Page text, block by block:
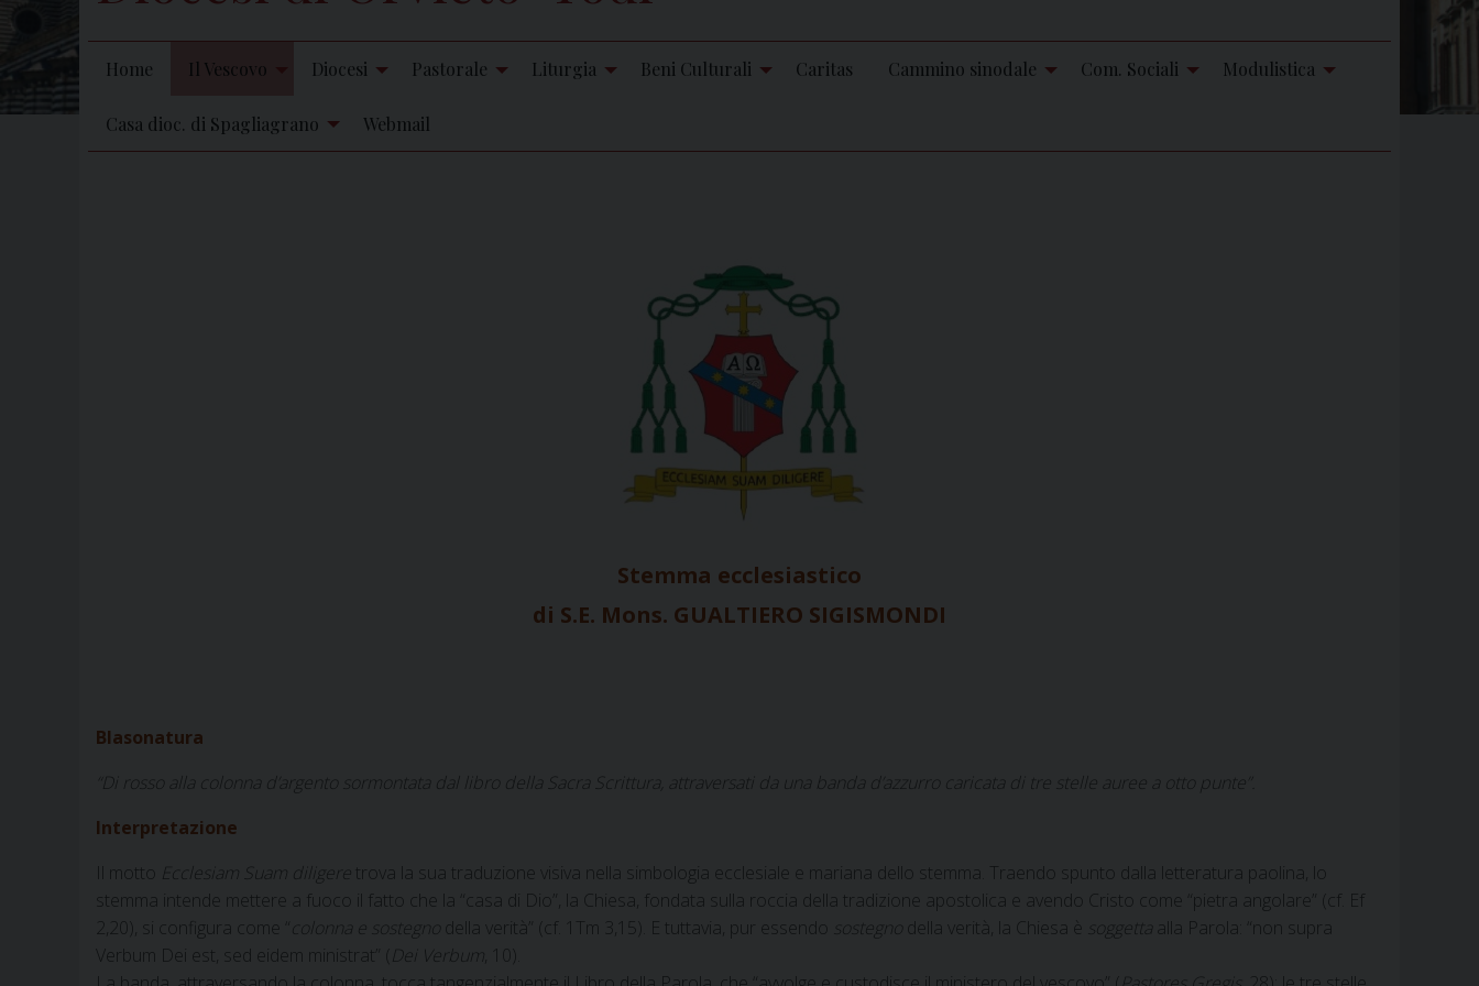
Home Il Vescovo Diocesi Pastorale Liturgia Beni Culturali Caritas Cammino sinodale Com. Sociali Modulistica
Casa dioc. di Spagliagrano Webmail
Stemma ecclesiastico
di S.E. Mons. GUALTIERO SIGISMONDI
Blasonatura
“Di rosso alla colonna d’argento sormontata dal libro della Sacra Scrittura, attraversati da una banda d’azzurro caricata di tre stelle auree a otto punte”.
Interpretazione
Il motto Ecclesiam Suam diligere trova la sua traduzione visiva nella simbologia ecclesiale e mariana dello stemma. Traendo spunto dalla letteratura paolina, lo
stemma intende mettere a fuoco il fatto che la “casa di Dio”, la Chiesa, fondata sulla roccia della tradizione apostolica e avendo Cristo come “pietra angolare” (cf. Ef
2,20), si configura come “ colonna e sostegno della verità” (cf. 1Tm 3,15). E tuttavia, pur essendo sostegno della verità, la Chiesa è soggetta
alla Parola: “non supra
Verbum Dei est, sed eidem ministrat” ( Dei Verbum
, 10).